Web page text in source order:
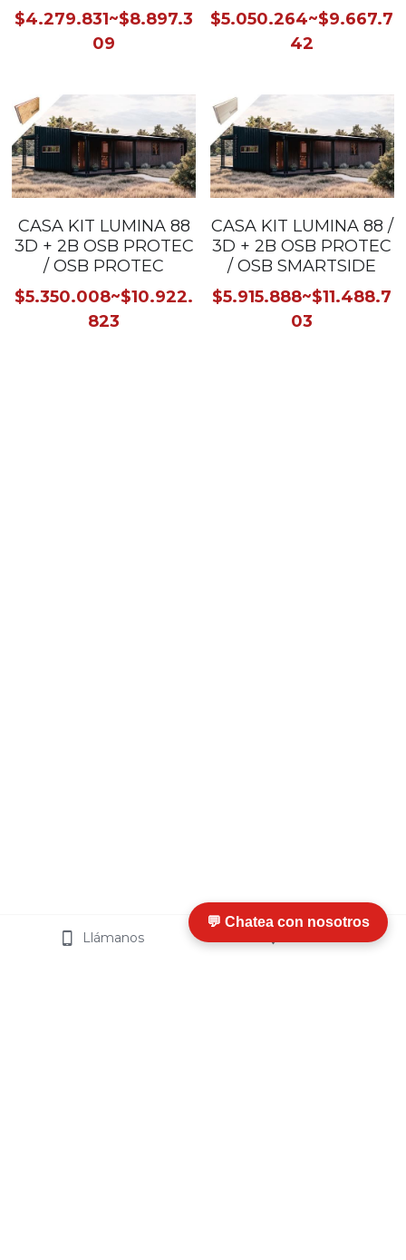
$4.279.831~$8.897.3
09
$5.050.264~$9.667.7
42
CASA KIT LUMINA 88
3D + 2B OSB PROTEC
/ OSB PROTEC
$5.350.008~$10.922.
823
CASA KIT LUMINA 88 /
3D + 2B OSB PROTEC
/ OSB SMARTSIDE
$5.915.888~$11.488.7
03
Llámanos
💬 Chatea con nosotros